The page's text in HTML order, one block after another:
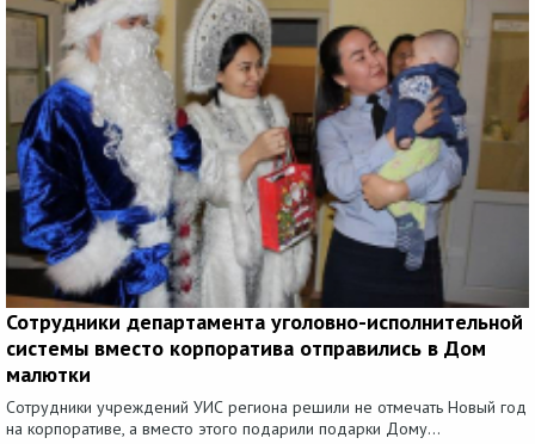
Сотрудники департамента уголовно-исполнительной
системы вместо корпоратива отправились в Дом
малютки
Сотрудники учреждений УИС региона решили не отмечать Новый год
на корпоративе, а вместо этого подарили подарки Дому...